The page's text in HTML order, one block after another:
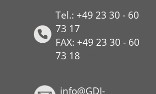
Tel.: +49 23 30 - 60
73 17
FAX: +49 23 30 - 60
73 18
info@GDI-